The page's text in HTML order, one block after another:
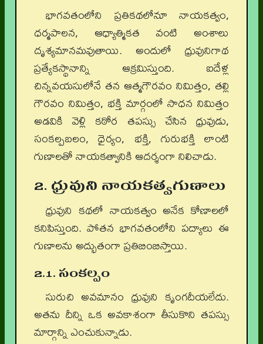
భాగవతంలోని ప్రతికథలోనూ నాయకత్వం,
ధర్మపాలన, ఆధ్యాత్మికత వంటి అంశాలు
దృశ్యమానమవుతాయి. అందులో ధ్రువునిగాథ
ప్రత్యేకస్థానాన్ని ఆక్రమిస్తుంది. ఐదేళ్ల
చిన్నవయసులోనే తన ఆత్మగౌరవం నిమిత్తం, తల్లి
గౌరవం నిమిత్తం, భక్తి మార్గంలో సాధన నిమిత్తం
అడవికి వెళ్లి కఠోర తపస్సు చేసిన ధ్రువుడు,
సంకల్పబలం, ధైర్యం, భక్తి, గురుభక్తి లాంటి
గుణాలతో నాయకత్వానికి ఆదర్శంగా నిలిచాడు.
2. ధ్రువుని నాయకత్వగుణాలు
ధ్రువుని కథలో నాయకత్వం అనేక కోణాలలో
కనిపిస్తుంది. పోతన భాగవతంలోని పద్యాలు ఈ
గుణాలను అద్భుతంగా ప్రతిబింబిస్తాయి.
2.1. సంకల్పం
సురుచి అవమానం ధ్రువుని కృంగదీయలేదు.
అతను దీన్ని ఒక అవకాశంగా తీసుకొని తపస్సు
మార్గాన్ని ఎంచుకున్నాడు.